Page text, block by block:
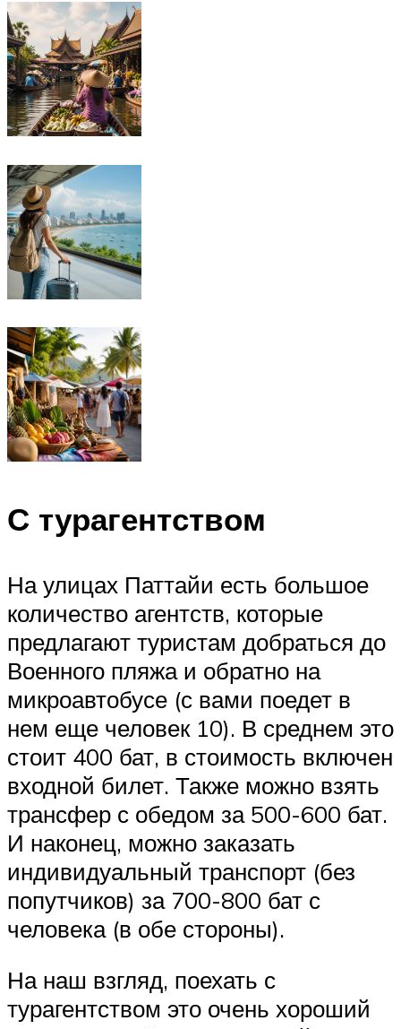
С турагентством
На улицах Паттайи есть большое
количество агентств, которые
предлагают туристам добраться до
Военного пляжа и обратно на
микроавтобусе (с вами поедет в
нем еще человек 10). В среднем это
стоит 400 бат, в стоимость включен
входной билет. Также можно взять
трансфер с обедом за 500-600 бат.
И наконец, можно заказать
индивидуальный транспорт (без
попутчиков) за 700-800 бат с
человека (в обе стороны).
На наш взгляд, поехать с
турагентством это очень хороший